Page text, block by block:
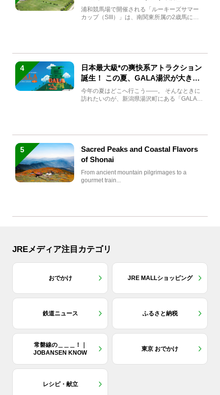
馬と見どころをチェック
浦和競馬場で開催される「ルーキーズサマー
カップ（SIII）」は、南関東所属の2歳馬によ
4
日本最大級*の爽快系アトラクション
誕生！ この夏、GALA湯沢が大きく
生まれ変わる
今年の夏はどこへ行こう――。 そんなときに
訪れたいのが、新潟県湯沢町にある「GALA湯
5
Sacred Peaks and Coastal Flavors
of Shonai
From ancient mountain pilgrimages to a
gourmet train...
JREメディア注目カテゴリ
おでかけ JRE MALLショッピング
鉄道ニュース ふるさと納税
常磐線の＿＿＿！｜
JOBANSEN KNOW
東京 おでかけ
レシピ・献立